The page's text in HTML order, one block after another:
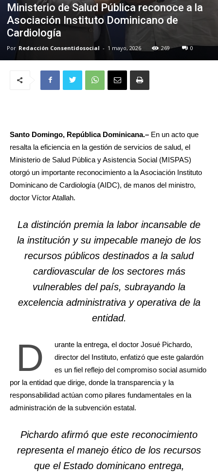
Ministerio de Salud Pública reconoce a la
Asociación Instituto Dominicano de
Cardiología
Por Redacción Consentidosocial - 1 mayo, 2026 269 0
Santo Domingo, República Dominicana.– En un acto que
resalta la eficiencia en la gestión de servicios de salud, el
Ministerio de Salud Pública y Asistencia Social (MISPAS)
otorgó un importante reconocimiento a la Asociación Instituto
Dominicano de Cardiología (AIDC), de manos del ministro,
doctor Víctor Atallah.
La distinción premia la labor incansable de
la institución y su impecable manejo de los
recursos públicos destinados a la salud
cardiovascular de los sectores más
vulnerables del país, subrayando la
excelencia administrativa y operativa de la
entidad.
​D
urante la entrega, el doctor Josué Pichardo,
director del Instituto, enfatizó que este galardón
es un fiel reflejo del compromiso social asumido
por la entidad que dirige, donde la transparencia y la
responsabilidad actúan como pilares fundamentales en la
administración de la subvención estatal.
Pichardo afirmó que este reconocimiento
representa el manejo ético de los recursos
que el Estado dominicano entrega,